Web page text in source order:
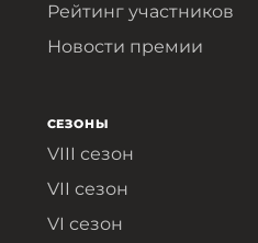
Рейтинг участников
Новости премии
СЕЗОНЫ
VIII сезон
VII сезон
VI сезон